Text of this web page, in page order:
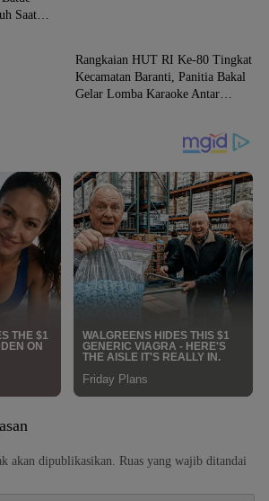
Saat
Rangkaian HUT RI Ke-80 Tingkat
Kecamatan Baranti, Panitia Bakal
Gelar Lomba Karaoke Antar
akan dipublikasikan. Ruas yang wajib ditandai